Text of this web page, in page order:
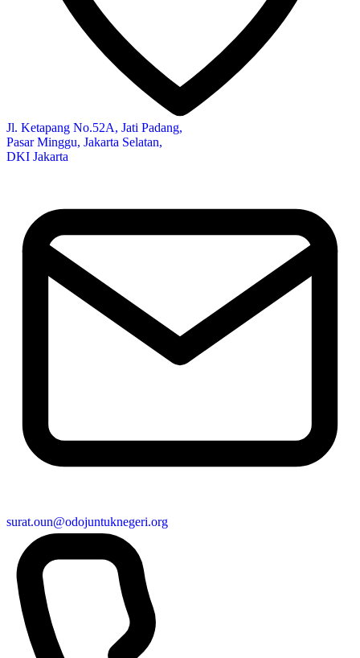
Jl. Ketapang No.52A, Jati Padang,
Pasar Minggu, Jakarta Selatan,
DKI Jakarta
surat.oun@odojuntuknegeri.org